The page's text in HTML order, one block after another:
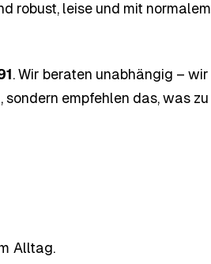
robust, leise und mit normalem
. Wir beraten unabhängig – wir
empfehlen das, was zu
Alltag.